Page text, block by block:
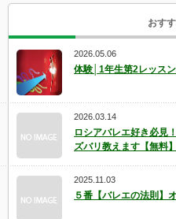
おす
2026.05.06
体験│1年生第2レッス
2026.03.14
ロシアバレエ好き必見
ズバリ教えます【無料】
2025.11.03
５番【バレエの法則】